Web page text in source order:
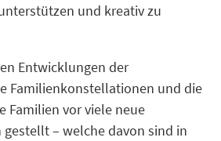
und kreativ zu
Entwicklungen der
Familienkonstellationen und die
Familien vor viele neue
– welche davon sind in